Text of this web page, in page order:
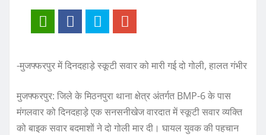
-मुजफ्फरपुर में दिनदहाड़े स्कूटी सवार को मारी गई दो गोली, हालत गंभीर
मुजफ्फरपुर: जिले के मिठनपुरा थाना क्षेत्र अंतर्गत BMP-6 के पास
मंगलवार को दिनदहाड़े एक सनसनीखेज वारदात में स्कूटी सवार व्यक्ति
को बाइक सवार बदमाशों ने दो गोली मार दी। घायल युवक की पहचान